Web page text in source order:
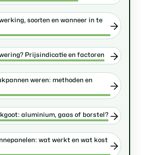
soorten en wanneer in te
Prijsindicatie en factoren
weren: methoden en
aluminium, gaas of borstel?
wat werkt en wat kost